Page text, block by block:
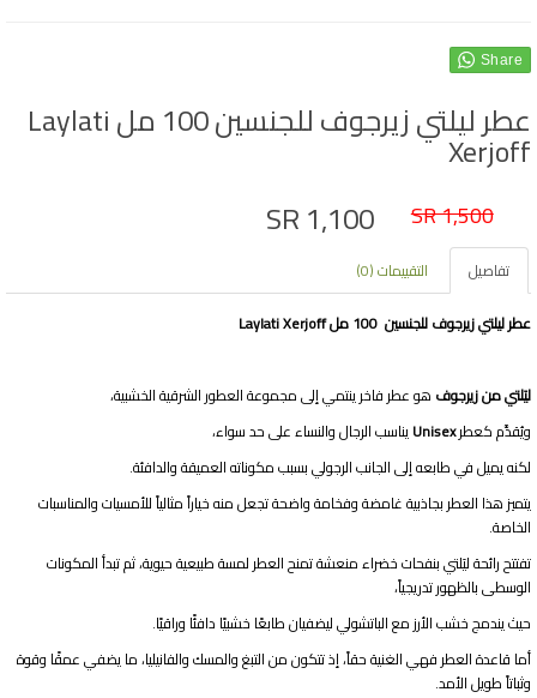
Share
عطر ليلتي زيرجوف للجنسين 100 مل Laylati
Xerjoff
SR 1,500
SR 1,100
تفاصيل
التقييمات (0)
عطر ليلتي زيرجوف للجنسين 100 مل Laylati Xerjoff
ليَلتي من زيرجوف هو عطر فاخر ينتمي إلى مجموعة العطور الشرقية الخشبية،
ويُقدَّم كعطرUnisexيناسب الرجال والنساء على حد سواء،
لكنه يميل في طابعه إلى الجانب الرجولي بسبب مكوناته العميقة والدافئة.
يتميز هذا العطر بجاذبية غامضة وفخامة واضحة تجعل منه خياراً مثالياً للأمسيات والمناسبات
الخاصة.
تفتتح رائحة ليَلتي بنفحات خضراء منعشة تمنح العطر لمسة طبيعية حيوية، ثم تبدأ المكونات
الوسطى بالظهور تدريجياً،
حيث يندمج خشب الأرز مع الباتشولي ليضفيان طابعًا خشبيًا دافئًا وراقيًا.
أما قاعدة العطر فهي الغنية حقاً، إذ تتكون من التبغ والمسك والفانيليا، ما يضفي عمقًا وقوة
وثباتاً طويل الأمد.